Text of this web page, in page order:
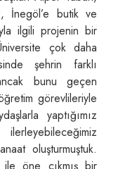
İnegöl’e butik ve
ilgili projenin bir
çok daha
şehrin farklı
bunu geçen
görevlileriyle
yaptığımız
oluşturmuştuk.
öne çıkmış bir